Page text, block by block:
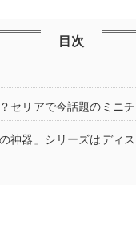
目次
セリアで今話題のミニ
神器」シリーズはディ